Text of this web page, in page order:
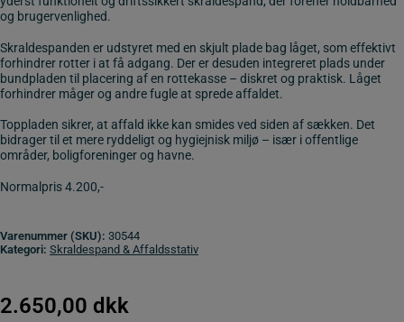
og brugervenlighed.
Skraldespanden er udstyret med en skjult plade bag låget, som effektivt
forhindrer rotter i at få adgang. Der er desuden integreret plads under
bundpladen til placering af en rottekasse – diskret og praktisk. Låget
forhindrer måger og andre fugle at sprede affaldet.
Toppladen sikrer, at affald ikke kan smides ved siden af sækken. Det
bidrager til et mere ryddeligt og hygiejnisk miljø – især i offentlige
områder, boligforeninger og havne.
Normalpris 4.200,-
Varenummer (SKU): 30544
Kategori: Skraldespand & Affaldsstativ
2.650,00 dkk